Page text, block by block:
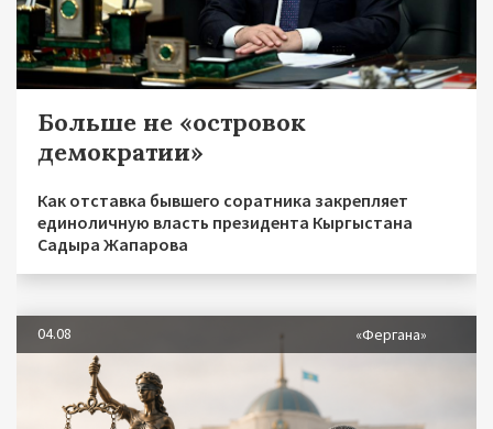
Больше не «островок
демократии»
Как отставка бывшего соратника закрепляет
единоличную власть президента Кыргыстана
Садыра Жапарова
04.08 «Фергана»